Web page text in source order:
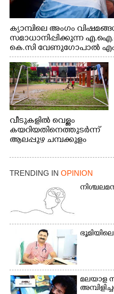
ക്യാമ്പിലെ അംഗം
സമാധാനിപ്പിക്കുന്ന
കെ.സി വേണുഗോപാൽ
എക്സൈസ് വകുപ്പ് മന്ത്രി
വീടുകളിൽ വെള്ളം
കയറിയതിനെത്തുടർന്ന്
ആലപ്പുഴ ചമ്പക്കുളം
പോരൂക്കര സെൻട്രൽ
സ്കൂളിലെ ദുരിതാശ്വാസ
ക്യാമ്പിലെത്തിയവർ
വസ്ത്രങ്ങൾ
ഉണക്കാനിട്ടിരിക്കുന്ന
ഗോൾപോസ്റ്റിന് മുന്നിൽ
ഫുട്ബോൾ കളികളിൽ
ഏർപ്പെട്ടിരിക്കുന്ന
കുട്ടികൾ
TRENDING IN OPINION
മലയാള